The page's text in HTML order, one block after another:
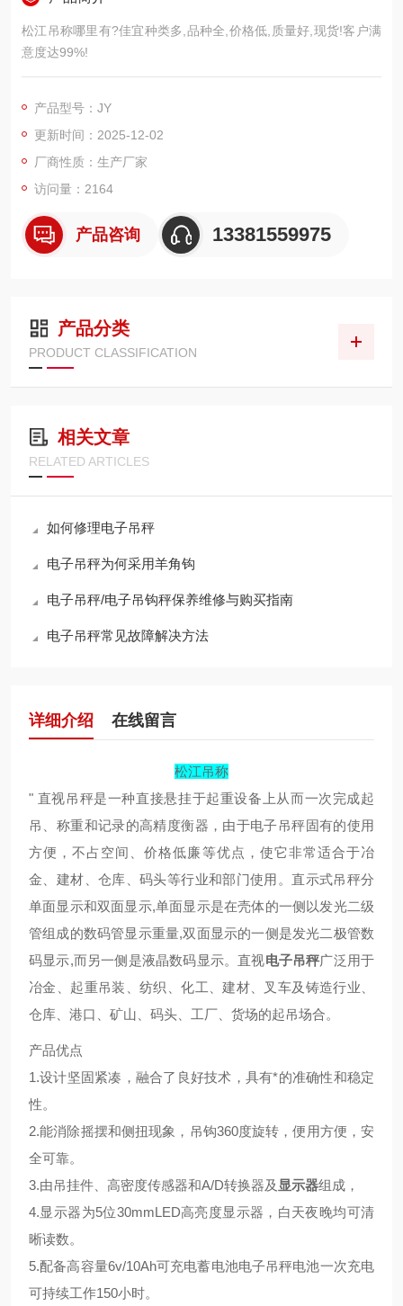
松江吊称哪里有?佳宜种类多,品种全,价格低,质量好,现货!客户满
意度达99%!
产品型号：JY
更新时间：2025-12-02
厂商性质：生产厂家
访问量：2164
产品咨询 13381559975
产品分类
PRODUCT CLASSIFICATION
相关文章
RELATED ARTICLES
如何修理电子吊秤
电子吊秤为何采用羊角钩
电子吊秤/电子吊钩秤保养维修与购买指南
电子吊秤常见故障解决方法
详细介绍 在线留言
松江吊称
" 直视吊秤是一种直接悬挂于起重设备上从而一次完成起
吊、称重和记录的高精度衡器，由于电子吊秤固有的使用
方便，不占空间、价格低廉等优点，使它非常适合于冶
金、建材、仓库、码头等行业和部门使用。直示式吊秤分
单面显示和双面显示,单面显示是在壳体的一侧以发光二级
管组成的数码管显示重量,双面显示的一侧是发光二极管数
码显示,而另一侧是液晶数码显示。直视电子吊秤广泛用于
冶金、起重吊装、纺织、化工、建材、叉车及铸造行业、
仓库、港口、矿山、码头、工厂、货场的起吊场合。
产品优点
1.设计坚固紧凑，融合了良好技术，具有*的准确性和稳定
性。
2.能消除摇摆和侧扭现象，吊钩360度旋转，便用方便，安
全可靠。
3.由吊挂件、高密度传感器和A/D转换器及 显示器组成，
4.显示器为5位30mmLED高亮度显示器，白天夜晚均可清
晰读数。
5.配备高容量6v/10Ah可充电蓄电池电子吊秤电池一次充电
可持续工作150小时。